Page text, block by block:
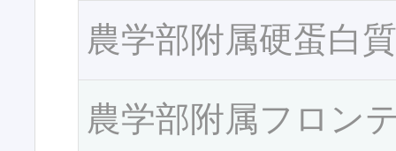
農学部附属硬蛋白
農学部附属フロン